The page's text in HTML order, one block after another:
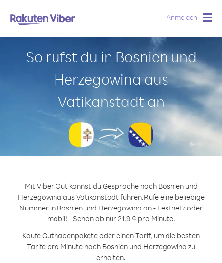
Anmelden
So rufst du in Bosnien und
Herzegowina aus
Vatikanstadt an
Mit Viber Out kannst du Gespräche nach Bosnien und
Herzegowina aus Vatikanstadt führen.Rufe eine beliebige
Nummer in Bosnien und Herzegowina an - Festnetz oder
mobil! - Schon ab nur 21.9 ¢ pro Minute.
Kaufe Guthabenpakete oder einen Tarif, um die besten
Tarife pro Minute nach Bosnien und Herzegowina zu
erhalten.